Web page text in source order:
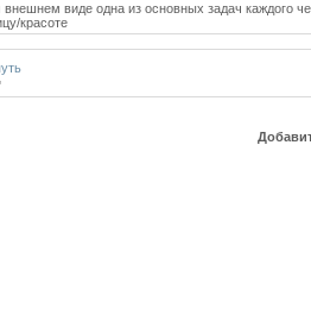
виде одна из основных задач каждого
красоте